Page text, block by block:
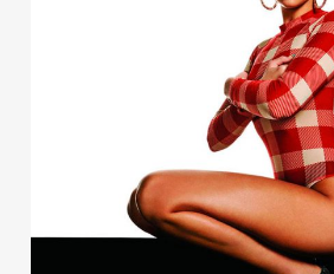
Home
Cover Story
Publicidad
Contacto
Aviso Legal